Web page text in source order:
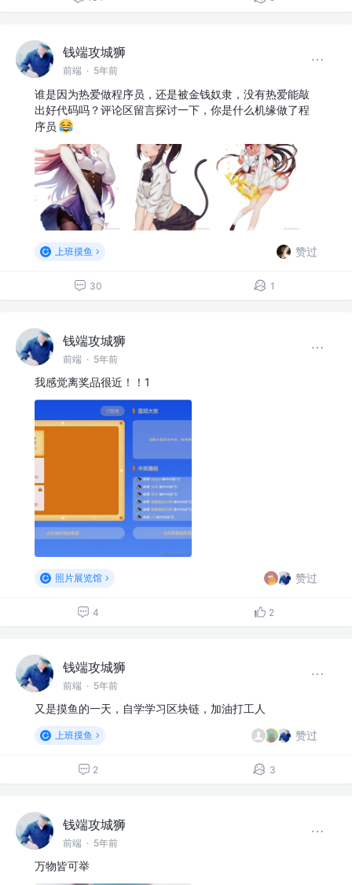
钱端攻城狮
前端 · 5年前
谁是因为热爱做程序员，还是被金钱奴隶，没有热爱能敲
出好代码吗？评论区留言探讨一下，你是什么机缘做了程
序员
上班摸鱼 赞过
30 1
钱端攻城狮
前端 · 5年前
我感觉离奖品很近！！1
照片展览馆 赞过
4 2
钱端攻城狮
前端 · 5年前
又是摸鱼的一天，自学学习区块链，加油打工人
上班摸鱼 赞过
2 3
钱端攻城狮
前端 · 5年前
万物皆可举